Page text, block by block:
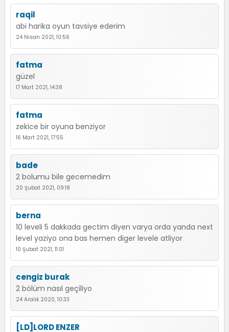
raqil
abi harika oyun tavsiye ederim
24 Nisan 2021, 10:56
fatma
güzel
17 Mart 2021, 14:38
fatma
zekice bir oyuna benziyor
16 Mart 2021, 17:55
bade
2 bolumu bile gecemedim
20 Şubat 2021, 09:18
berna
10 leveli 5 dakkada gectim diyen varya orda yanda next
level yaziyo ona bas hemen diger levele atliyor
10 Şubat 2021, 11:01
cengiz burak
2 bölüm nasıl geçiliyo
24 Aralık 2020, 10:33
[LD]LORD ENZER